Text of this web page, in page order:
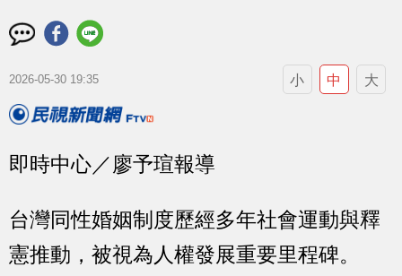
2026-05-30 19:35 小 中 大
即時中心／廖予瑄報導
台灣同性婚姻制度歷經多年社會運動與釋
憲推動，被視為人權發展重要里程碑。